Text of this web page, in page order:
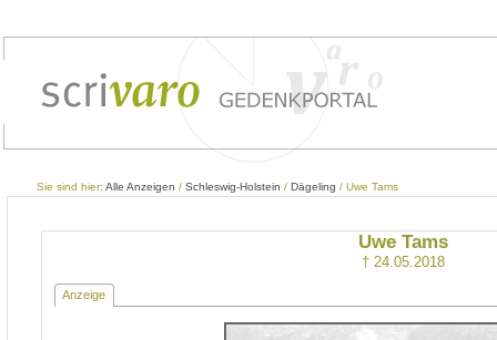
Sie sind hier: Alle Anzeigen / Schleswig-Holstein / Dägeling / Uwe Tams
Uwe Tams
† 24.05.2018
Anzeige